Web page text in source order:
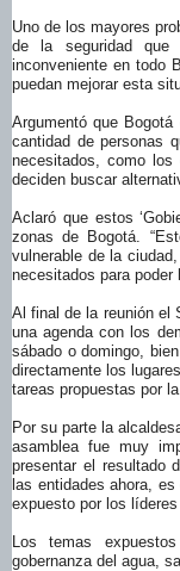
Uno de los mayores
de la seguridad
inconveniente en todo
puedan mejorar esta
Argumentó que
cantidad de personas
necesitados, como
deciden buscar
Aclaró que estos
zonas de Bogotá.
vulnerable de la
necesitados para poder
Al final de la reunión el
una agenda con los
sábado o domingo,
directamente los
tareas propuestas por
Por su parte la
asamblea fue muy
presentar el resultado
las entidades ahora,
expuesto por los
Los temas
gobernanza del agua,